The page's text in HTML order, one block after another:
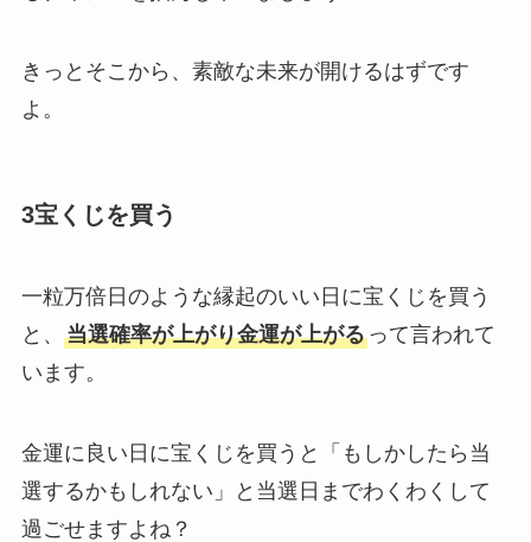
きっとそこから、素敵な未来が開けるはずです
よ。
3宝くじを買う
一粒万倍日のような縁起のいい日に宝くじを買う
と、 当選確率が上がり金運が上がるって言われて
います。
金運に良い日に宝くじを買うと「もしかしたら当
選するかもしれない」と当選日までわくわくして
過ごせますよね？